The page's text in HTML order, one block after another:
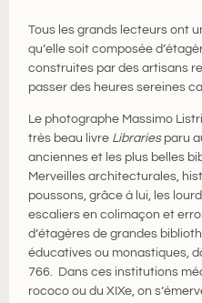
Tous les grands lecteurs ont
qu’elle soit composée
construites par des artisans
passer des heures sereines
Le photographe Massimo
très beau livre Librariesparu
anciennes et les plus belles
Merveilles architecturales,
poussons, grâce à lui, les
escaliers en colimaçon et
d’étagères de grandes
éducatives ou monastiques,
766. Dans ces institutions
rococo ou du XIXe, on